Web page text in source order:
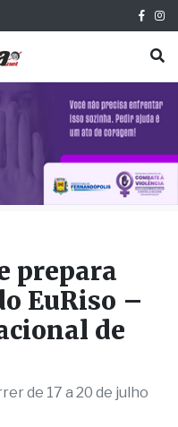
prepara
EuRiso –
de
de 17 a 20 de julho